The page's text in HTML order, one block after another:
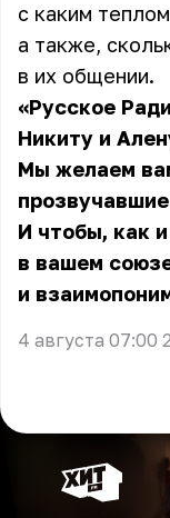
с каким
а также,
в их общении.
«Русское
Никиту и
Мы желаем
И чтобы, как
в вашем
и
4 августа 07:00